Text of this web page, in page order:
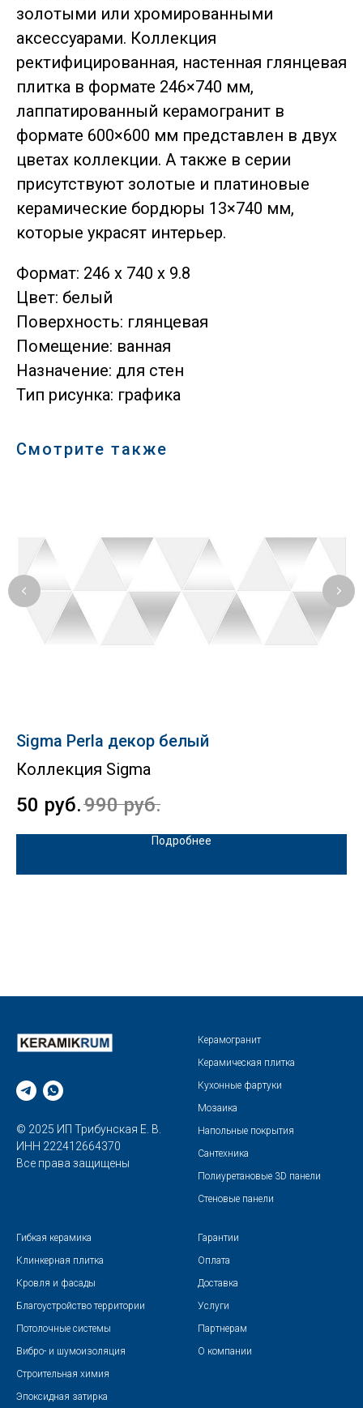
золотыми или хромированными
аксессуарами. Коллекция
ректифицированная, настенная глянцевая
плитка в формате 246×740 мм,
лаппатированный керамогранит в
формате 600×600 мм представлен в двух
цветах коллекции. А также в серии
присутствуют золотые и платиновые
керамические бордюры 13×740 мм,
которые украсят интерьер.
Формат: 246 x 740 x 9.8
Цвет: белый
Поверхность: глянцевая
Помещение: ванная
Назначение: для стен
Тип рисунка: графика
Смотрите также
Sigma Perla декор белый
Коллекция Sigma
50 руб.990 руб.
Подробнее
© 2025 ИП Трибунская Е. В.
ИНН 222412664370
Все права защищены
Керамогранит
Керамическая плитка
Кухонные фартуки
Мозаика
Напольные покрытия
Сантехника
Полиуретановые 3D панели
Стеновые панели
Гибкая керамика
Клинкерная плитка
Кровля и фасады
Благоустройство территории
Потолочные системы
Вибро- и шумоизоляция
Строительная химия
Эпоксидная затирка
Гарантии
Оплата
Доставка
Услуги
Партнерам
О компании